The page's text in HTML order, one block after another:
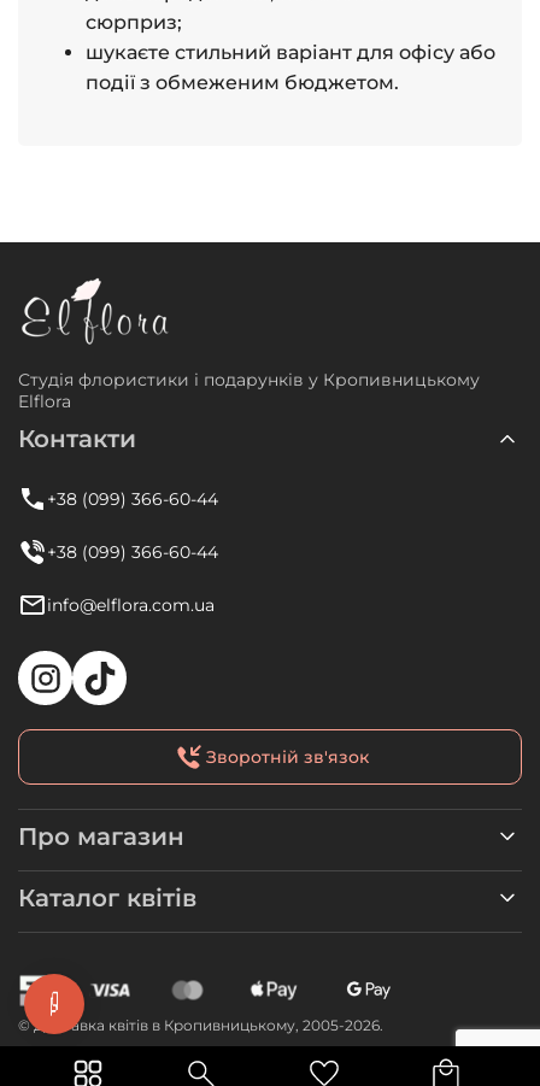
сюрприз;
шукаєте стильний варіант для офісу або
події з обмеженим бюджетом.
Студія флористики і подарунків у Кропивницькому
Elflora
Контакти
+38 (099) 366-60-44
+38 (099) 366-60-44
info@elflora.com.ua
Зворотній зв'язок
Про магазин
Каталог квітів
© Доставка квітів в Кропивницькому, 2005-2026.